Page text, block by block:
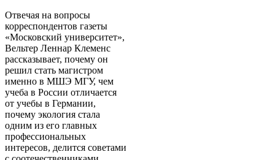
Отвечая на вопросы
корреспондентов газеты
«Московский университет»,
Вельтер Леннар Клеменс
рассказывает, почему он
решил стать магистром
именно в МШЭ МГУ, чем
учеба в России отличается
от учебы в Германии,
почему экология стала
одним из его главных
профессиональных
интересов, делится советами